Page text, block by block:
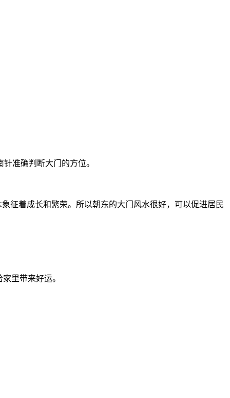
准确判断大门的方位。
征着成长和繁荣。所以朝东的大门风水很好，可以促进居民
里带来好运。